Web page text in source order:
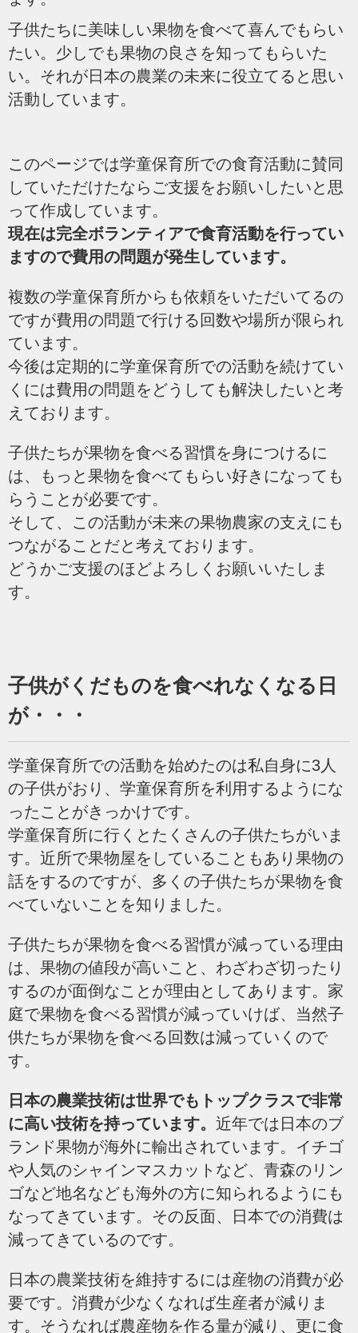
子供たちに美味しい果物を食べて喜んでもらい
たい。少しでも果物の良さを知ってもらいた
い。それが日本の農業の未来に役立てると思い
活動しています。
このページでは学童保育所での食育活動に賛同
していただけたならご支援をお願いしたいと思
って作成しています。
現在は完全ボランティアで食育活動を行ってい
ますので費用の問題が発生しています。
複数の学童保育所からも依頼をいただいてるの
ですが費用の問題で行ける回数や場所が限られ
ています。
今後は定期的に学童保育所での活動を続けてい
くには費用の問題をどうしても解決したいと考
えております。
子供たちが果物を食べる習慣を身につけるに
は、もっと果物を食べてもらい好きになっても
らうことが必要です。
そして、この活動が未来の果物農家の支えにも
つながることだと考えております。
どうかご支援のほどよろしくお願いいたしま
す。
子供がくだものを食べれなくなる日
が・・・
学童保育所での活動を始めたのは私自身に3人
の子供がおり、学童保育所を利用するようにな
ったことがきっかけです。
学童保育所に行くとたくさんの子供たちがいま
す。近所で果物屋をしていることもあり果物の
話をするのですが、多くの子供たちが果物を食
べていないことを知りました。
子供たちが果物を食べる習慣が減っている理由
は、果物の値段が高いこと、わざわざ切ったり
するのが面倒なことが理由としてあります。 家
庭で果物を食べる習慣が減っていけば、当然子
供たちが果物を食べる回数は減っていくので
す。
日本の農業技術は世界でもトップクラスで非常
に高い技術を持っています。 近年では日本のブ
ランド果物が海外に輸出されています。 イチゴ
や人気のシャインマスカットなど、青森のリン
ゴなど地名なども海外の方に知られるようにも
なってきています。 その反面、日本での消費は
減ってきているのです。
日本の農業技術を維持するには産物の消費が必
要です。消費が少なくなれば生産者が減りま
す。そうなれば農産物を作る量が減り、更に食